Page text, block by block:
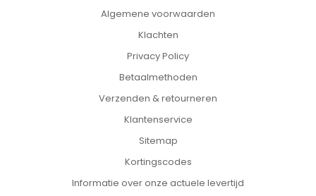
Algemene voorwaarden
Klachten
Privacy Policy
Betaalmethoden
Verzenden & retourneren
Klantenservice
Sitemap
Kortingscodes
Informatie over onze actuele levertijd